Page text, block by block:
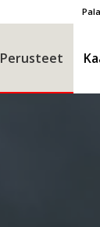
Perusteet